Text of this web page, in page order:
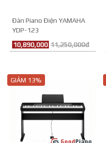
Đàn Piano Điện YAMAHA
YDP-123
10,890,000 11,250,000đ
GIẢM 13%